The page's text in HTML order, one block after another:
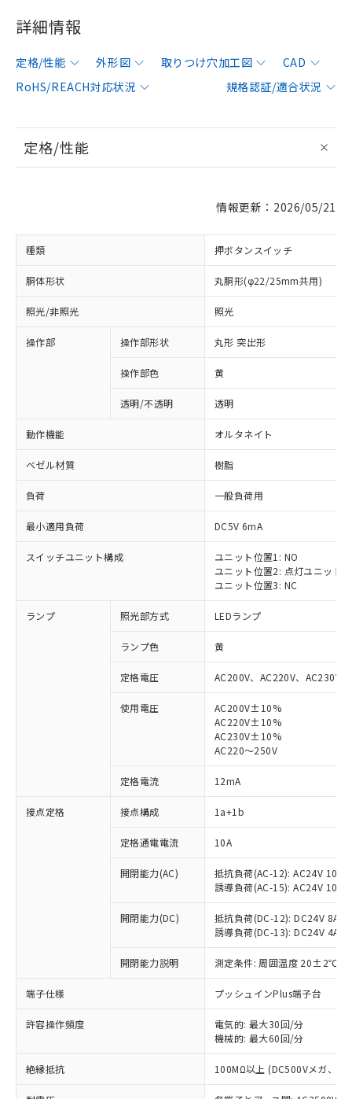
詳細情報
定格/性能 外形図 取りつけ穴加工図
CAD
RoHS/REACH対応状況
規格認証/適合状況
定格/性能
情報更新：2026/05/21
種類 押ボタンスイッチ
胴体形状 丸胴形(φ22/25mm共用)
照光/非照光 照光
操作部 操作部形状 丸形 突出形
操作部色 黄
透明/不透明 透明
動作機能 オルタネイト
ベゼル材質 樹脂
負荷 一般負荷用
最小適用負荷 DC5V 6mA
スイッチユニット構成
ユニット位置1: NO
ユニット位置2: 点灯ユニット
ユニット位置3: NC
ランプ 照光部方式 LEDランプ
ランプ色 黄
定格電圧 AC200V、AC220V、AC230V
使用電圧
AC200V±10%
AC220V±10%
AC230V±10%
AC220～250V
定格電流 12mA
接点定格 接点構成 1a+1b
定格通電電流 10A
開閉能力(AC)
抵抗負荷(AC-12): AC24V 10A/
誘導負荷(AC-15): AC24V
開閉能力(DC)
抵抗負荷(DC-12): DC24V 8A/
誘導負荷(DC-13): DC24V 4A/
開閉能力説明 測定条件: 周囲温度 20±2℃、
端子仕様 プッシュインPlus端子台
許容操作頻度
電気的: 最大30回/分
機械的: 最大60回/分
絶縁抵抗 100MΩ以上 (DC500Vメガ、点
ご利用条件
以下の条件をお読みいただき、同意のうえ
ご利用ください。
本サービスは、当社制御機器事業取扱
商品の当社在庫状況および標準価格
(税抜)を提供させていただくもので
当社制御機器事業取扱商品の中には、
本サービスの対象外となる商品もある
※1 対応状況
対応済み：EU RoHS指令（10物質）の
非含有に対応した製品が提供可能な商品で
対応予定：EU RoHS指令（10物質）の非含
有に対応した製品に切り替える予定のある
対応予定なし：EU RoHS指令（10物質）の
非含有に非対応の商品で、対応品を出す予
調査・確認中：EU RoHS指令（10物質）の
非含有の対応状況を調査中または確認中の
商品です。
非該当品：ライセンス料など無形物で、有
害物質有無と関係のない商品です。
仕入先様の事情により、非含有部品として
いたものが、含有品と判明した場合などや
「○」：最大均質材料含有率が中国RoHSの
基準値以下であることを示します。
「×」：最大均質材料含有率が中国RoHSの
基準値を超えていることを示します。
当社は、これら貴社製品のうち、外国